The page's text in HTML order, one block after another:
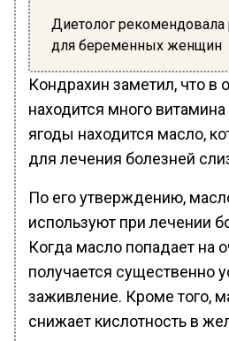
Диетолог
для беременных женщин
Кондрахин заметил, что в
находится много витамина
ягоды находится масло,
для лечения болезней
По его утверждению,
используют при лечении
Когда масло попадает на
получается существенно
заживление. Кроме того,
снижает кислотность в